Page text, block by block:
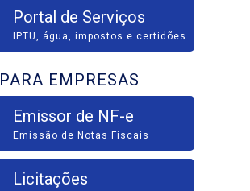
Portal de Serviços
IPTU, água, impostos e certidões
PARA EMPRESAS
Emissor de NF-e
Emissão de Notas Fiscais
Licitações